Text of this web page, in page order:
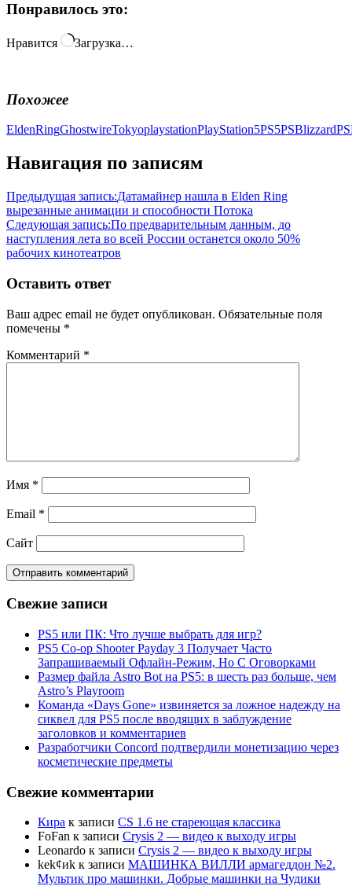
Понравилось это:
Нравится Загрузка…
Похожее
EldenRingGhostwireTokyoplaystationPlayStation5PS5PSBlizzard
Навигация по записям
Предыдущая запись:Датамайнер нашла в Elden Ring
вырезанные анимации и способности Потока
Следующая запись:По предварительным данным, до
наступления лета во всей России останется около 50%
рабочих кинотеатров
Оставить ответ
Ваш адрес email не будет опубликован. Обязательные поля
помечены *
Комментарий *
Имя *
Email *
Сайт
Свежие записи
PS5 или ПК: Что лучше выбрать для игр?
PS5 Co-op Shooter Payday 3 Получает Часто
Запрашиваемый Офлайн-Режим, Но С Оговорками
Размер файла Astro Bot на PS5: в шесть раз больше, чем
Astro’s Playroom
Команда «Days Gone» извиняется за ложное надежду на
сиквел для PS5 после вводящих в заблуждение
заголовков и комментариев
Разработчики Concord подтвердили монетизацию через
косметические предметы
Свежие комментарии
Кира к записи CS 1.6 не стареющая классика
FoFan к записи Crysis 2 — видео к выходу игры
Leonardo к записи Crysis 2 — видео к выходу игры
kek¢иk к записи МАШИНКА ВИЛЛИ армагеддон №2.
Мультик про машинки. Добрые машинки на Чудики